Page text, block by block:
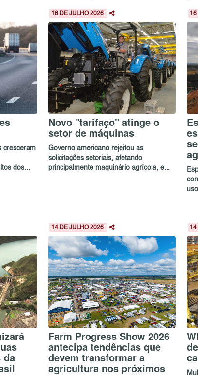
cresceram
dos...
16 DE JULHO 2026
Novo "tarifaço" atinge o
setor de máquinas
Governo americano rejeitou as
solicitações setoriais, afetando
principalmente maquinário agrícola, e...
16
da
14 DE JULHO 2026
Farm Progress Show 2026
antecipa tendências que
devem transformar a
agricultura nos próximos
14